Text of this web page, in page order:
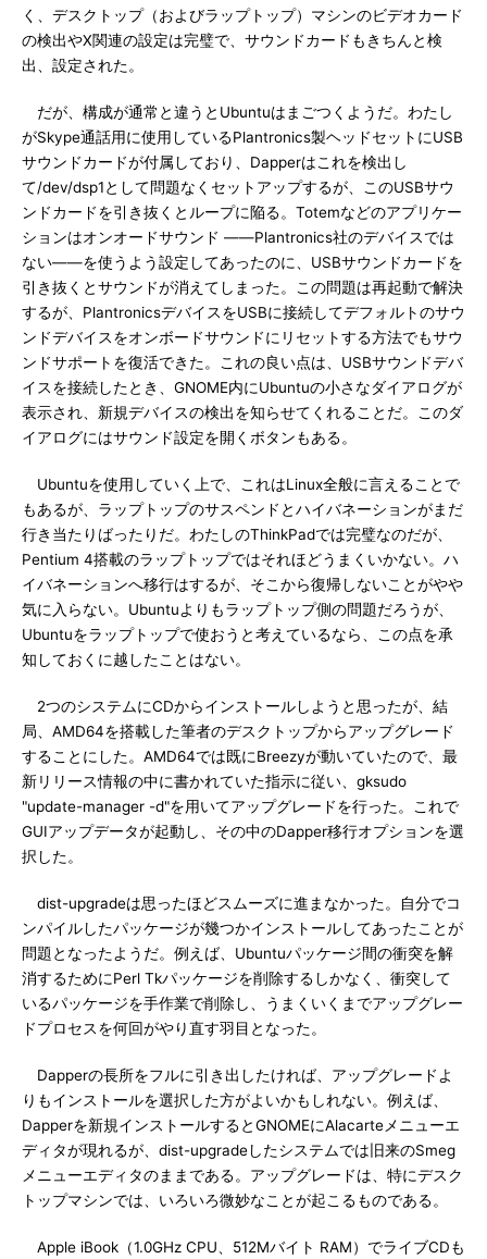
く、デスクトップ（およびラップトップ）マシンのビデオカード
の検出やX関連の設定は完璧で、サウンドカードもきちんと検
出、設定された。
だが、構成が通常と違うとUbuntuはまごつくようだ。わたし
がSkype通話用に使用しているPlantronics製ヘッドセットにUSB
サウンドカードが付属しており、Dapperはこれを検出し
て/dev/dsp1として問題なくセットアップするが、このUSBサウ
ンドカードを引き抜くとループに陥る。Totemなどのアプリケー
ションはオンオードサウンド ――Plantronics社のデバイスでは
ない――を使うよう設定してあったのに、USBサウンドカードを
引き抜くとサウンドが消えてしまった。この問題は再起動で解決
するが、PlantronicsデバイスをUSBに接続してデフォルトのサウ
ンドデバイスをオンボードサウンドにリセットする方法でもサウ
ンドサポートを復活できた。これの良い点は、USBサウンドデバ
イスを接続したとき、GNOME内にUbuntuの小さなダイアログが
表示され、新規デバイスの検出を知らせてくれることだ。このダ
イアログにはサウンド設定を開くボタンもある。
Ubuntuを使用していく上で、これはLinux全般に言えることで
もあるが、ラップトップのサスペンドとハイバネーションがまだ
行き当たりばったりだ。わたしのThinkPadでは完璧なのだが、
Pentium 4搭載のラップトップではそれほどうまくいかない。ハ
イバネーションへ移行はするが、そこから復帰しないことがやや
気に入らない。Ubuntuよりもラップトップ側の問題だろうが、
Ubuntuをラップトップで使おうと考えているなら、この点を承
知しておくに越したことはない。
2つのシステムにCDからインストールしようと思ったが、結
局、AMD64を搭載した筆者のデスクトップからアップグレード
することにした。AMD64では既にBreezyが動いていたので、最
新リリース情報の中に書かれていた指示に従い、gksudo
"update-manager -d"を用いてアップグレードを行った。これで
GUIアップデータが起動し、その中のDapper移行オプションを選
択した。
dist-upgradeは思ったほどスムーズに進まなかった。自分でコ
ンパイルしたパッケージが幾つかインストールしてあったことが
問題となったようだ。例えば、Ubuntuパッケージ間の衝突を解
消するためにPerl Tkパッケージを削除するしかなく、衝突して
いるパッケージを手作業で削除し、うまくいくまでアップグレー
ドプロセスを何回がやり直す羽目となった。
Dapperの長所をフルに引き出したければ、アップグレードよ
りもインストールを選択した方がよいかもしれない。例えば、
Dapperを新規インストールするとGNOMEにAlacarteメニューエ
ディタが現れるが、dist-upgradeしたシステムでは旧来のSmeg
メニューエディタのままである。アップグレードは、特にデスク
トップマシンでは、いろいろ微妙なことが起こるものである。
Apple iBook（1.0GHz CPU、512Mバイト RAM）でライブCDも